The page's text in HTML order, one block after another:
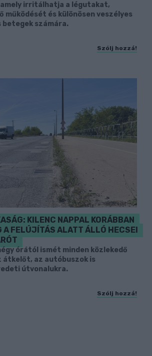
amely irritálhatja a légutakat,
működését és különösen veszélyes
betegek számára.
Szólj hozzá!
KILENC NAPPAL KORÁBBAN
A FELÚJÍTÁS ALATT ÁLLÓ HECSEI
órától ismét minden közlekedő
átkelőt, az autóbuszok is
útvonalukra.
Szólj hozzá!